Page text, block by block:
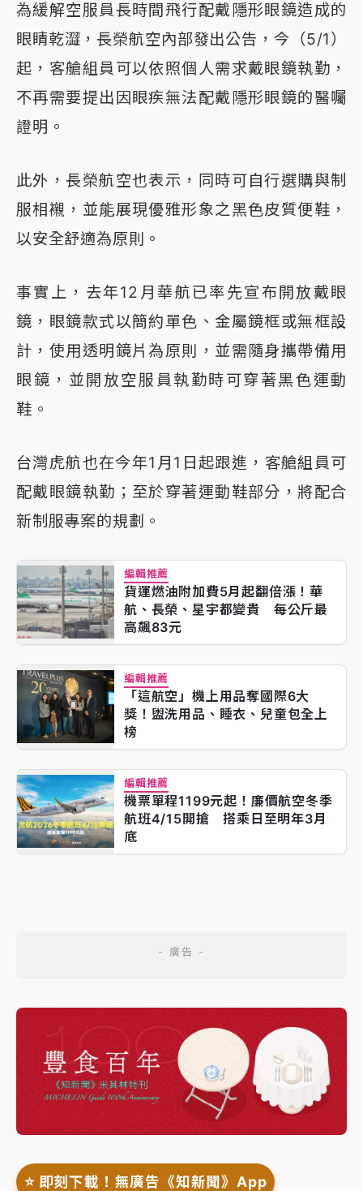
為緩解空服員長時間飛行配戴隱形眼鏡造成的
眼睛乾澀，長榮航空內部發出公告，今（5/1）
起，客艙組員可以依照個人需求戴眼鏡執勤，
不再需要提出因眼疾無法配戴隱形眼鏡的醫囑
證明。
此外，長榮航空也表示，同時可自行選購與制
服相襯，並能展現優雅形象之黑色皮質便鞋，
以安全舒適為原則。
事實上，去年12月華航已率先宣布開放戴眼
鏡，眼鏡款式以簡約單色、金屬鏡框或無框設
計，使用透明鏡片為原則，並需隨身攜帶備用
眼鏡，並開放空服員執勤時可穿著黑色運動
鞋。
台灣虎航也在今年1月1日起跟進，客艙組員可
配戴眼鏡執勤；至於穿著運動鞋部分，將配合
新制服專案的規劃。
編輯推薦
貨運燃油附加費5月起翻倍漲！華
航、長榮、星宇都變貴 每公斤最
高飆83元
編輯推薦
「這航空」機上用品奪國際6大
獎！盥洗用品、睡衣、兒童包全上
榜
編輯推薦
機票單程1199元起！廉價航空冬季
航班4/15開搶 搭乘日至明年3月
底
⭐️ 即刻下載！無廣告《知新聞》App